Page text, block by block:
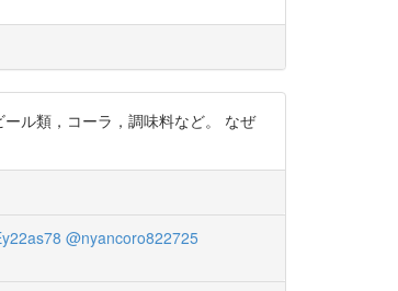
ル類，コーラ，調味料など。 なぜ
@nyancoro822725